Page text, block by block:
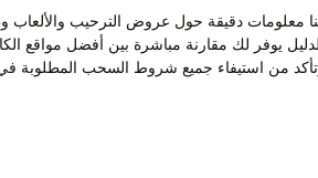
هو 20 دولارًا أو ما يعادله بالعملة المحلية. ستجد هنا معلومات دقيقة حول عروض
قبل اختيار الموقع المناسب. إذا كنت تبحث عن كازينو أونلاين يناسب احتياجاتك في مايو 2026، فهذا الدليل يوفر لك